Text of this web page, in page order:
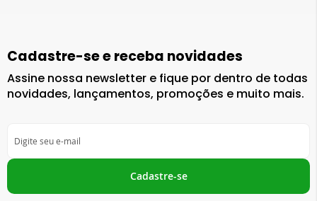
Cadastre-se e receba novidades
Assine nossa newsletter e fique por dentro de todas
novidades, lançamentos, promoções e muito mais.
se
na
Newsletter:
Cadastre-se